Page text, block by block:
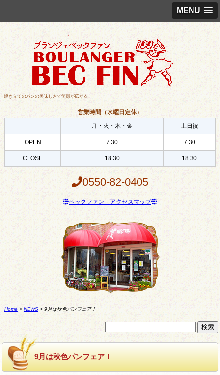
MENU
焼き立てのパンの美味しさで笑顔が広がる！
営業時間（水曜日定休）
月・火・木・金
土日祝
OPEN 7:30 7:30
CLOSE 18:30 18:30
0550-82-0405
ベックファン アクセスマップ
Home> NEWS> 9月は秋色パンフェア！
9月は秋色パンフェア！